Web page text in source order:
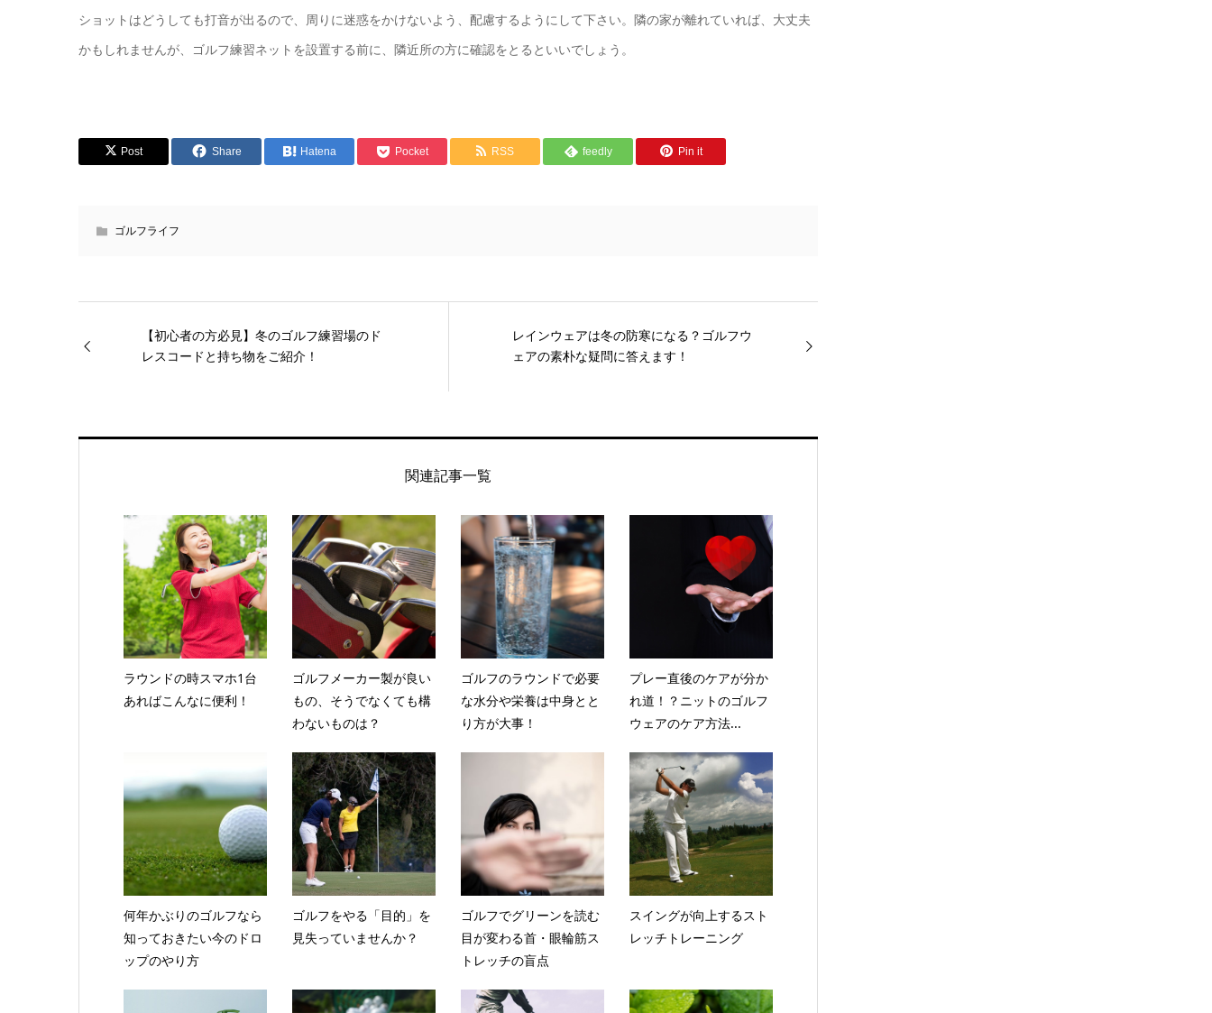
ショットはどうしても打音が出るので、周りに迷惑をかけないよう、配慮するようにして下さい。隣の家が離れていれば、大丈夫
かもしれませんが、ゴルフ練習ネットを設置する前に、隣近所の方に確認をとるといいでしょう。
Post Share Hatena Pocket RSS feedly Pin it
ゴルフライフ
【初心者の方必見】冬のゴルフ練習場のド
レスコードと持ち物をご紹介！
レインウェアは冬の防寒になる？ゴルフウ
ェアの素朴な疑問に答えます！
関連記事一覧
ラウンドの時スマホ1台
あればこんなに便利！
ゴルフメーカー製が良い
もの、そうでなくても構
わないものは？
ゴルフのラウンドで必要
な水分や栄養は中身とと
り方が大事！
プレー直後のケアが分か
れ道！？ニットのゴルフ
ウェアのケア方法...
何年かぶりのゴルフなら
知っておきたい今のドロ
ップのやり方
ゴルフをやる「目的」を
見失っていませんか？
ゴルフでグリーンを読む
目が変わる首・眼輪筋ス
トレッチの盲点
スイングが向上するスト
レッチトレーニング